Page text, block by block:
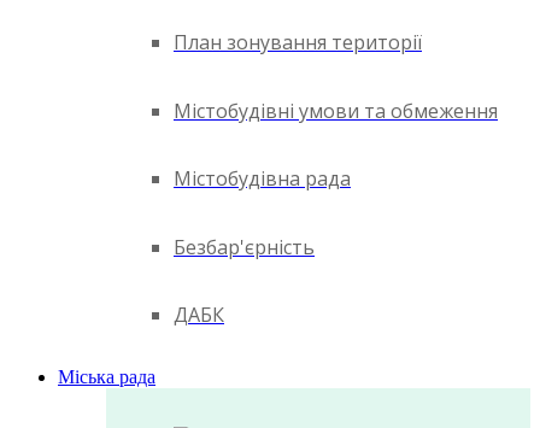
План зонування території
Містобудівні умови та обмеження
Містобудівна рада
Безбар'єрність
ДАБК
Міська рада